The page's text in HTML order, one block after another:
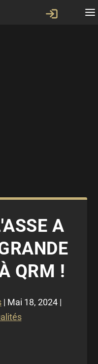
A
QRM !
| Mai 18, 2024 |